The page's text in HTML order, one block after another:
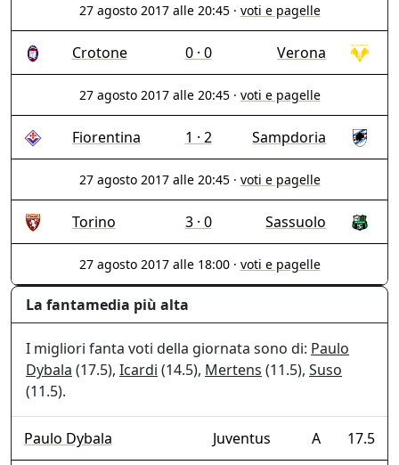
27 agosto 2017 alle 20:45 · voti e pagelle
Crotone 0 · 0 Verona
27 agosto 2017 alle 20:45 · voti e pagelle
Fiorentina 1 · 2 Sampdoria
27 agosto 2017 alle 20:45 · voti e pagelle
Torino 3 · 0 Sassuolo
27 agosto 2017 alle 18:00 · voti e pagelle
La fantamedia più alta
I migliori fanta voti della giornata sono di: Paulo
Dybala (17.5), Icardi (14.5), Mertens (11.5), Suso
(11.5).
Paulo Dybala Juventus A 17.5